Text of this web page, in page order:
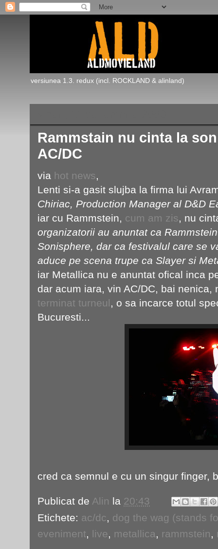
versiunea 1.3. redux (incl. ROCKLAND & alinland)
Rammstain nu cinta la
AC/DC
via hot news,
Lenti si-a gasit slujba la firma lui
Chiriac, Production Manager al D&D
iar cu Rammstein, cum am zis, nu
organizatorii au anuntat ca
Sonisphere, dar ca festivalul care se
aduce pe scena trupe ca Slayer si
iar Metallica nu e anuntat ofical inca
dar acum iara, vin AC/DC, bai
terminat turneul, o sa incarce totul
Bucuresti...
cred ca semnul e cu un singur finger,
Publicat de Alin la 20:43
Etichete: ac/dc, dog the wag (stands
eveniment, live, metallica, rammstein,